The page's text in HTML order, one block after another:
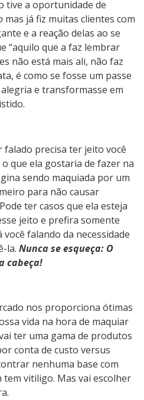
tive a oportunidade de
mas já fiz muitas clientes com
e a reação delas ao se
“aquilo que a faz lembrar
não está mais ali, não faz
é como se fosse um passe
e transformasse em
falado precisa ter jeito você
que ela gostaria de fazer na
sendo maquiada por um
para não causar
ter casos que ela esteja
jeito e prefira somente
falando da necessidade
la. Nunca se esqueça: O
cabeça!
nos proporciona ótimas
vida na hora de maquiar
ter uma gama de produtos
conta de custo versus
nenhuma base com
tem vitiligo. Mas vai escolher